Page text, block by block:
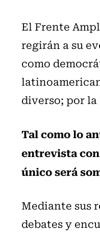
El Frente
regirán a su
como
diverso; por
Tal como lo
entrevista
único será
Mediante sus
debates y